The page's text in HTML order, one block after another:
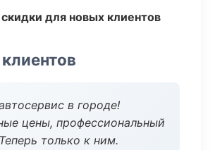
для новых клиентов
в городе!
цены, профессиональный
только к ним.